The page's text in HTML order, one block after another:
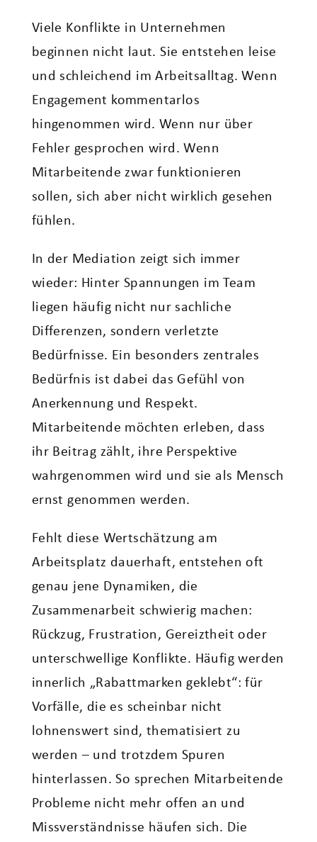
Viele Konflikte in Unternehmen
beginnen nicht laut. Sie entstehen leise
und schleichend im Arbeitsalltag. Wenn
Engagement kommentarlos
hingenommen wird. Wenn nur über
Fehler gesprochen wird. Wenn
Mitarbeitende zwar funktionieren
sollen, sich aber nicht wirklich gesehen
fühlen.
In der Mediation zeigt sich immer
wieder: Hinter Spannungen im Team
liegen häufig nicht nur sachliche
Differenzen, sondern verletzte
Bedürfnisse. Ein besonders zentrales
Bedürfnis ist dabei das Gefühl von
Anerkennung und Respekt.
Mitarbeitende möchten erleben, dass
ihr Beitrag zählt, ihre Perspektive
wahrgenommen wird und sie als Mensch
ernst genommen werden.
Fehlt diese Wertschätzung am
Arbeitsplatz dauerhaft, entstehen oft
genau jene Dynamiken, die
Zusammenarbeit schwierig machen:
Rückzug, Frustration, Gereiztheit oder
unterschwellige Konflikte. Häufig werden
innerlich „Rabattmarken geklebt“: für
Vorfälle, die es scheinbar nicht
lohnenswert sind, thematisiert zu
werden – und trotzdem Spuren
hinterlassen. So sprechen Mitarbeitende
Probleme nicht mehr offen an und
Missverständnisse häufen sich. Die